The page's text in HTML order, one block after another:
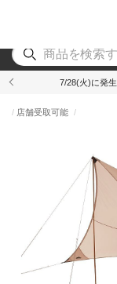
7/28(火)に発
店舗受取可能